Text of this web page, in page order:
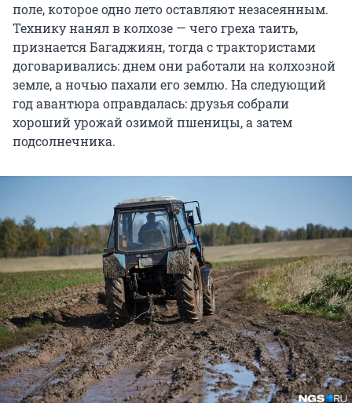
поле, которое одно лето оставляют незасеянным.
Технику нанял в колхозе — чего греха таить,
признается Багаджиян, тогда с трактористами
договаривались: днем они работали на колхозной
земле, а ночью пахали его землю. На следующий
год авантюра оправдалась: друзья собрали
хороший урожай озимой пшеницы, а затем
подсолнечника.